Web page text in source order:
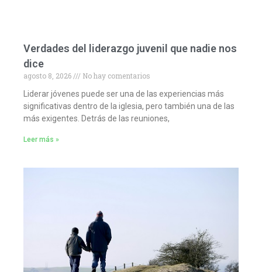
Verdades del liderazgo juvenil que nadie nos
dice
agosto 8, 2026
No hay comentarios
Liderar jóvenes puede ser una de las experiencias más
significativas dentro de la iglesia, pero también una de las
más exigentes. Detrás de las reuniones,
Leer más »